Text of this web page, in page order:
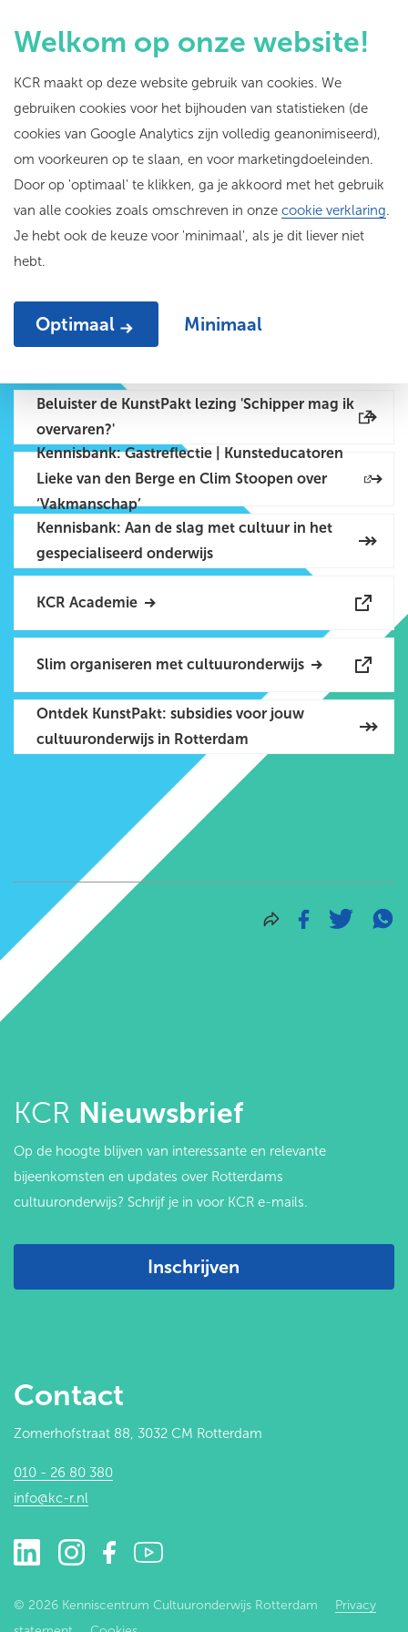
Welkom op onze website!
KCR maakt op deze website gebruik van cookies. We
gebruiken cookies voor het bijhouden van statistieken (de
cookies van Google Analytics zijn volledig geanonimiseerd),
om voorkeuren op te slaan, en voor marketingdoeleinden.
Door op 'optimaal' te klikken, ga je akkoord met het gebruik
van alle cookies zoals omschreven in onze cookie verklaring.
Je hebt ook de keuze voor 'minimaal', als je dit liever niet
hebt.
Optimaal Minimaal
Link in bio
Beluister de KunstPakt lezing 'Schipper mag ik
overvaren?'
Kennisbank: Gastreflectie | Kunsteducatoren
Lieke van den Berge en Clim Stoopen over
‘Vakmanschap’
Kennisbank: Aan de slag met cultuur in het
gespecialiseerd onderwijs
KCR Academie
Slim organiseren met cultuuronderwijs
Ontdek KunstPakt: subsidies voor jouw
cultuuronderwijs in Rotterdam
KCR Nieuwsbrief
Op de hoogte blijven van interessante en relevante
bijeenkomsten en updates over Rotterdams
cultuuronderwijs? Schrijf je in voor KCR e-mails.
Inschrijven
Contact
Zomerhofstraat 88, 3032 CM Rotterdam
010 - 26 80 380
info@kc-r.nl
© 2026 Kenniscentrum Cultuuronderwijs Rotterdam
Privacy